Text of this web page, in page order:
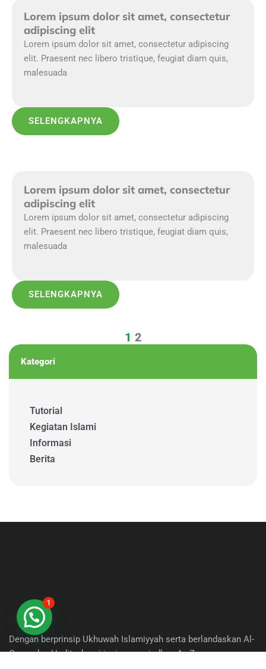
Kategori
Tutorial
Kegiatan Islami
Informasi
Berita
Lorem ipsum dolor sit amet, consectetur
adipiscing elit
Lorem ipsum dolor sit amet, consectetur adipiscing
elit. Praesent nec libero tristique, feugiat diam quis,
malesuada
SELENGKAPNYA
Lorem ipsum dolor sit amet, consectetur
adipiscing elit
Lorem ipsum dolor sit amet, consectetur adipiscing
elit. Praesent nec libero tristique, feugiat diam quis,
malesuada
SELENGKAPNYA
1 2
Dengan berprinsip Ukhuwah Islamiyyah serta berlandaskan Al-
Quran dan Hadits, kami ingin mewujudkan Az-Zumar yang
1